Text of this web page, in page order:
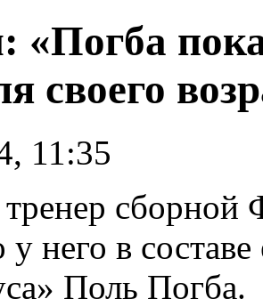
своего
11:35
у него в
Поль Погба.